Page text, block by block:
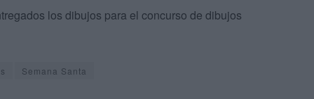
los dibujos para el concurso de dibujos
Semana Santa